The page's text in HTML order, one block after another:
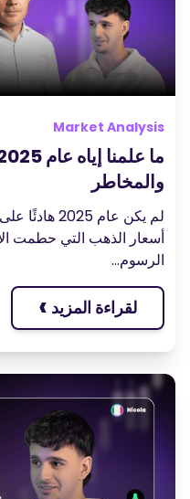
Market Analysis
والمخاطر
لم يكن عام
أسعار الذهب التي حطمت
الرسوم...
لقراءة المزيد ›